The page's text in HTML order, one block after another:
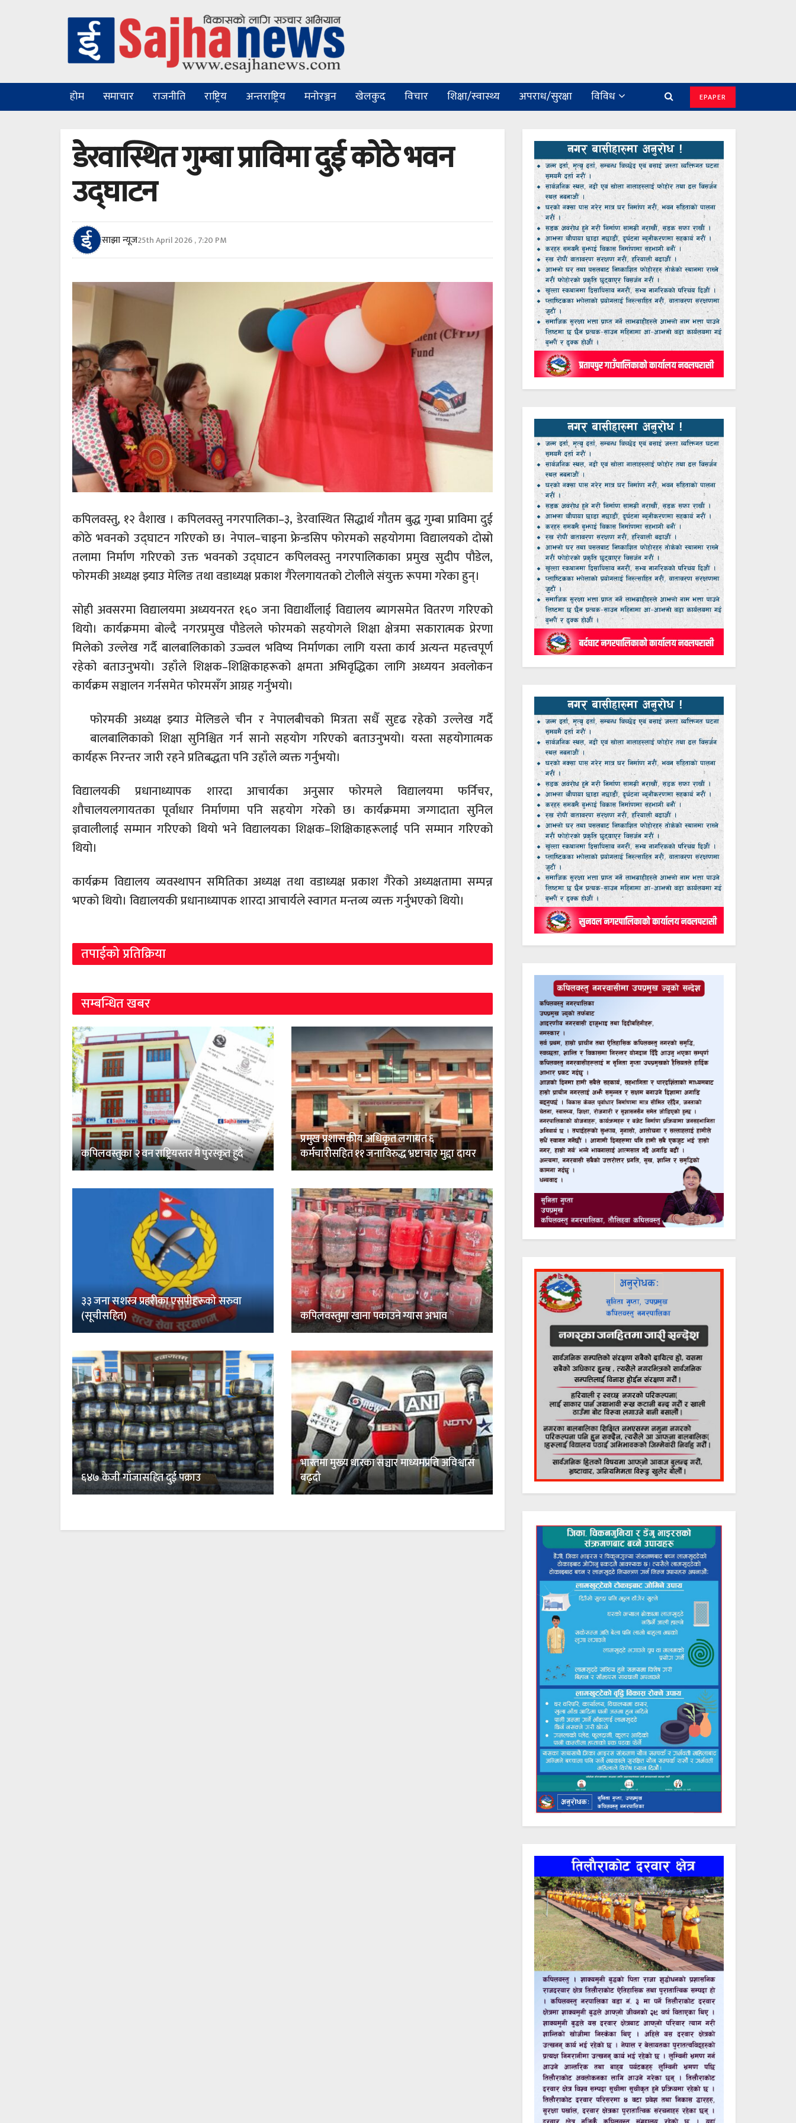
होम समाचार राजनीति राष्ट्रिय अन्तराष्ट्रिय मनोरञ्जन खेलकुद विचार शिक्षा/स्वास्थ्य अपराध/सुरक्षा विविध EPAPER
डेरवास्थित गुम्बा प्राविमा दुई कोठे भवन
उद्घाटन
साझा न्यूज25th April 2026 , 7:20 PM
कपिलवस्तु, १२ वैशाख । कपिलवस्तु नगरपालिका–३, डेरवास्थित सिद्धार्थ गौतम बुद्ध गुम्बा प्राविमा दुई
कोठे भवनको उद्घाटन गरिएको छ। नेपाल–चाइना फ्रेन्डसिप फोरमको सहयोगमा विद्यालयको दोस्रो
तलामा निर्माण गरिएको उक्त भवनको उद्घाटन कपिलवस्तु नगरपालिकाका प्रमुख सुदीप पौडेल,
फोरमकी अध्यक्ष झ्याउ मेलिङ तथा वडाध्यक्ष प्रकाश गैरेलगायतको टोलीले संयुक्त रूपमा गरेका हुन्।
सोही अवसरमा विद्यालयमा अध्ययनरत १६० जना विद्यार्थीलाई विद्यालय ब्यागसमेत वितरण गरिएको
थियो। कार्यक्रममा बोल्दै नगरप्रमुख पौडेलले फोरमको सहयोगले शिक्षा क्षेत्रमा सकारात्मक प्रेरणा
मिलेको उल्लेख गर्दै बालबालिकाको उज्ज्वल भविष्य निर्माणका लागि यस्ता कार्य अत्यन्त महत्त्वपूर्ण
रहेको बताउनुभयो। उहाँले शिक्षक–शिक्षिकाहरूको क्षमता अभिवृद्धिका लागि अध्ययन अवलोकन
कार्यक्रम सञ्चालन गर्नसमेत फोरमसँग आग्रह गर्नुभयो।
फोरमकी अध्यक्ष झ्याउ मेलिङले चीन र नेपालबीचको मित्रता सधैँ सुदृढ रहेको उल्लेख गर्दै
बालबालिकाको शिक्षा सुनिश्चित गर्न सानो सहयोग गरिएको बताउनुभयो। यस्ता सहयोगात्मक
कार्यहरू निरन्तर जारी रहने प्रतिबद्धता पनि उहाँले व्यक्त गर्नुभयो।
विद्यालयकी प्रधानाध्यापक शारदा आचार्यका अनुसार फोरमले विद्यालयमा फर्निचर,
शौचालयलगायतका पूर्वाधार निर्माणमा पनि सहयोग गरेको छ। कार्यक्रममा जग्गादाता सुनिल
ज्ञवालीलाई सम्मान गरिएको थियो भने विद्यालयका शिक्षक–शिक्षिकाहरूलाई पनि सम्मान गरिएको
थियो।
कार्यक्रम विद्यालय व्यवस्थापन समितिका अध्यक्ष तथा वडाध्यक्ष प्रकाश गैरेको अध्यक्षतामा सम्पन्न
भएको थियो। विद्यालयकी प्रधानाध्यापक शारदा आचार्यले स्वागत मन्तव्य व्यक्त गर्नुभएको थियो।
तपाईको प्रतिक्रिया
सम्बन्धित खबर
कपिलवस्तुका २ वन राष्ट्रियस्तर मै पुरस्कृत हुदै
प्रमुख प्रशासकीय अधिकृत लगायत ६
कर्मचारीसहित ११ जनाविरुद्ध भ्रष्टाचार मुद्दा दायर
३३ जना सशस्त्र प्रहरीका एसपीहरूको सरुवा
(सूचीसहित)
कपिलवस्तुमा खाना पकाउने ग्यास अभाव
६४७ केजी गाँजासहित दुई पक्राउ
भारतमा मुख्य धारका सञ्चार माध्यमप्रति अविश्वास
बढ्दो